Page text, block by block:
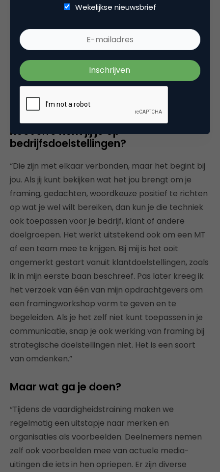
mijn framinggedrag
bijgedragen”
Framing kennen we al een tijdje in
marketingcommunicatie, maar jij linkt
het aan persoonlijke doelen. In
hoeverre richt jij je op
bedrijfsdoelstellingen?
“Die zijn met elkaar verbonden, maar het begint bij
jou. Als jij kunt bekijken wat het jou brengt om je
framing, gedachten, woordkeuze positief te richten
op wat je wel wilt bereiken, dan kun je die techniek
ook toepassen voor je bedrijf, klant of andere
doelgroepen. Het werkt uitstekend ook om een MT
of een team mee te krijgen. Bij mij is het ooit
ongemerkt gestart vanuit klantdoelstellingen, zoals
ik in mijn eerste baan beschreef. Pas later kreeg ik
het verzoek van één van mijn opdrachtgevers om
een framingworkshop vorm te geven en te
begeleiden. Als je het zelf niet kunt toepassen in je
communicatie, snap je ook werking van framing bij
strategische doelstellingen niet. Het is een soort
van omdenken.”
Maar wat ga je doen?
“Tijdens de vaardigheidstraining maken we
regelmatig een uitstapje naar merken en
organisaties als voorbeelden. Deelnemers nemen
zelf ook voorbeelden mee van actuele media-
uitingen die iets in hen opriepen. Er zijn diverse
Wekelijkse nieuwsbrief